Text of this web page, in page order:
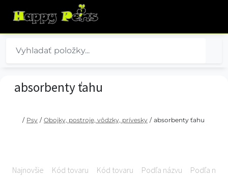
absorbenty ťahu
/ Psy / Obojky, postroje, vôdzky, prívesky / absorbenty ťahu
Najnovšie Kód tovaru Kód tovaru Podľa názvu Podľa